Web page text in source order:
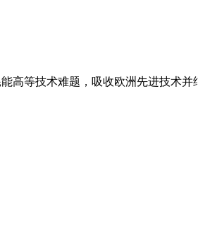
高等技术难题，吸收欧洲先进技术